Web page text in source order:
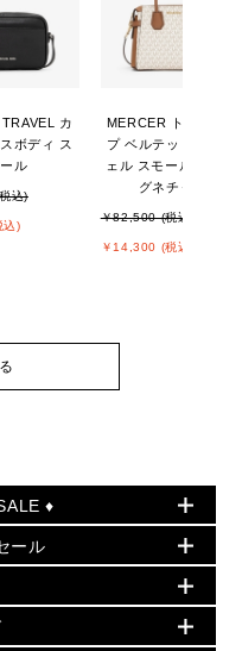
カ
ボディ ス
ル
込)
込)
MERCER トップジッ
プ ベルテッド サッチ
ェル スモール - MKシ
グネチャー
￥82,500 (税込)
￥14,300 (税込)
♦
イテム
ール
- 今月の特別価格
ム